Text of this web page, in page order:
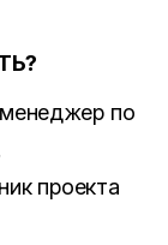
по
проекта